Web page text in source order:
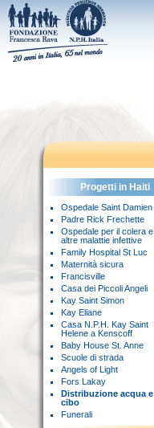
Progetti in Haiti
Ospedale Saint Damien
Padre Rick Frechette
Ospedale per il colera e
altre malattie infettive
Family Hospital St Luc
Maternità sicura
Francisville
Casa dei Piccoli Angeli
Kay Saint Simon
Kay Eliane
Casa N.P.H. Kay Saint
Helene a Kenscoff
Baby House St. Anne
Scuole di strada
Angels of Light
Fors Lakay
Distribuzione acqua e
cibo
Funerali